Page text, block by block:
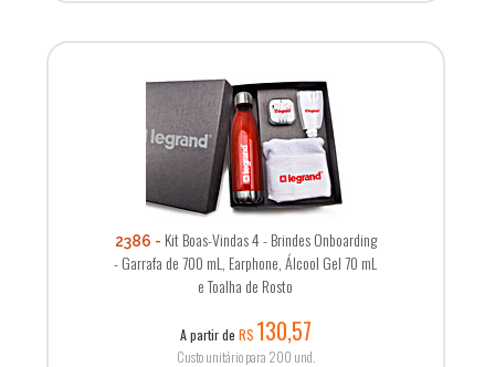
2386
Kit Boas-Vindas 4 - Brindes Onboarding
- Garrafa de 700 mL, Earphone, Álcool Gel 70 mL
e Toalha de Rosto
A partir de R$ 130,57
Custo unitário para 200 und.